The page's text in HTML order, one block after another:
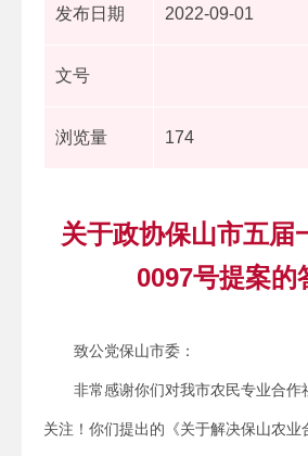
发布日期 2022-09-01
文号
浏览量 174
关于政协保山市五届
0097号提案的
致公党保山市委：
非常感谢你们对我市农民专业合作
关注！你们提出的《关于解决保山农业